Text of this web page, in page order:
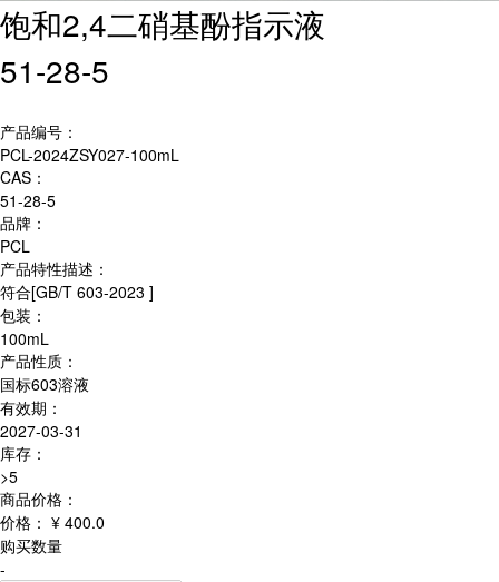
饱和2,4二硝基酚指示液
51-28-5
产品编号：
PCL-2024ZSY027-100mL
CAS：
51-28-5
品牌：
PCL
产品特性描述：
符合[GB/T 603-2023 ]
包装：
100mL
产品性质：
国标603溶液
有效期：
2027-03-31
库存：
>5
商品价格：
价格： ¥ 400.0
购买数量
-